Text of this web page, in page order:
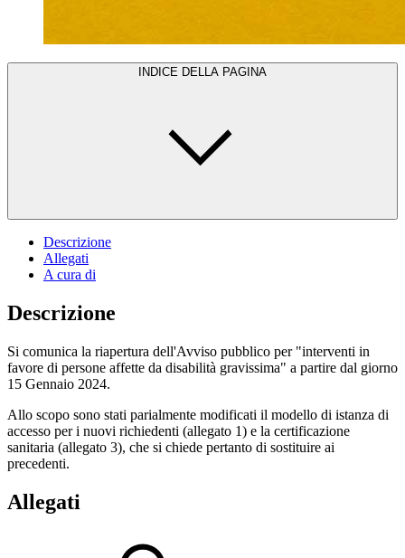
INDICE DELLA PAGINA
Descrizione
Allegati
A cura di
Descrizione
Si comunica la riapertura dell'Avviso pubblico per "interventi in
favore di persone affette da disabilità gravissima" a partire dal giorno
15 Gennaio 2024.
Allo scopo sono stati parialmente modificati il modello di istanza di
accesso per i nuovi richiedenti (allegato 1) e la certificazione
sanitaria (allegato 3), che si chiede pertanto di sostituire ai
precedenti.
Allegati